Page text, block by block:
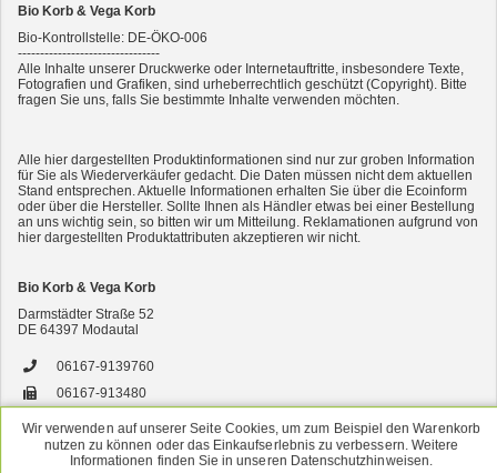
Bio Korb & Vega Korb
Bio-Kontrollstelle: DE-ÖKO-006
--------------------------------
Alle Inhalte unserer Druckwerke oder Internetauftritte, insbesondere Texte,
Fotografien und Grafiken, sind urheberrechtlich geschützt (Copyright). Bitte
fragen Sie uns, falls Sie bestimmte Inhalte verwenden möchten.
Alle hier dargestellten Produktinformationen sind nur zur groben Information
für Sie als Wiederverkäufer gedacht. Die Daten müssen nicht dem aktuellen
Stand entsprechen. Aktuelle Informationen erhalten Sie über die Ecoinform
oder über die Hersteller. Sollte Ihnen als Händler etwas bei einer Bestellung
an uns wichtig sein, so bitten wir um Mitteilung. Reklamationen aufgrund von
hier dargestellten Produktattributen akzeptieren wir nicht.
Bio Korb & Vega Korb
Darmstädter Straße 52
DE 64397 Modautal
06167-9139760
06167-913480
versand@bsbio.de
www.bio-korb.de
Wir verwenden auf unserer Seite Cookies, um zum Beispiel den Warenkorb
nutzen zu können oder das Einkaufserlebnis zu verbessern. Weitere
Informationen finden Sie in unseren Datenschutzhinweisen.